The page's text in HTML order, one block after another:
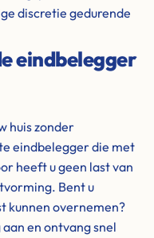
discretie gedurende
eindbelegger
huis zonder
eindbelegger die met
heeft u geen last van
Bent u
kunnen overnemen?
en ontvang snel